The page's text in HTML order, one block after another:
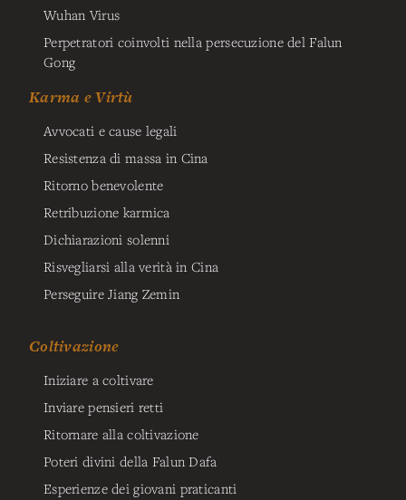
Wuhan Virus
Perpetratori coinvolti nella persecuzione del Falun
Gong
Karma e Virtù
Avvocati e cause legali
Resistenza di massa in Cina
Ritorno benevolente
Retribuzione karmica
Dichiarazioni solenni
Risvegliarsi alla verità in Cina
Perseguire Jiang Zemin
Coltivazione
Iniziare a coltivare
Inviare pensieri retti
Ritornare alla coltivazione
Poteri divini della Falun Dafa
Esperienze dei giovani praticanti